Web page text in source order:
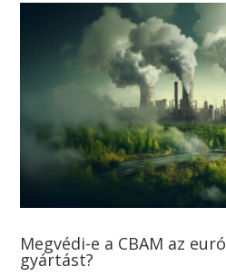
Megvédi-e a CBAM az
gyártást?